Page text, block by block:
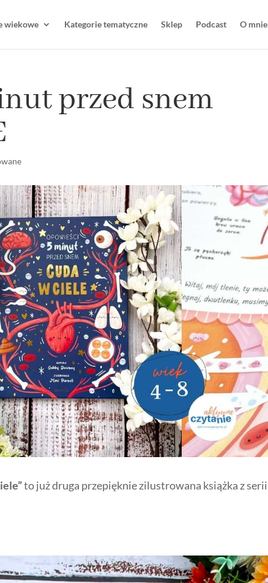
wiekowe Kategorie tematyczne Sklep Podcast O mnie
przed snem
to już druga przepięknie zilustrowana książka z serii